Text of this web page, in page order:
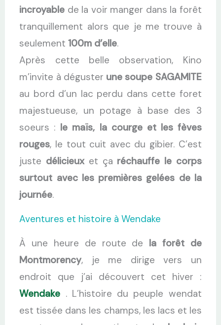
incroyable de la voir manger dans la forêt
tranquillement alors que je me trouve à
seulement100m d’elle.
Après cette belle observation, Kino
m’invite à déguster une soupe SAGAMITE
au bord d’un lac perdu dans cette foret
majestueuse, un potage à base des 3
soeurs : le maïs, la courge et les fèves
rouges, le tout cuit avec du gibier. C’est
juste délicieuxet ça réchauffe le corps
surtout avec les premières gelées de la
journée.
Aventures et histoire à Wendake
À une heure de route de la forêt de
Montmorency, je me dirige vers un
endroit que j’ai découvert cet hiver :
Wendake . L’histoire du peuple wendat
est tissée dans les champs, les lacs et les